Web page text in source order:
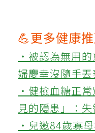
💪更多健康
‧被認為無用
婦慶幸沒隨手
‧健檢血糖正
見的隱患」：
‧兒邀84歲寡